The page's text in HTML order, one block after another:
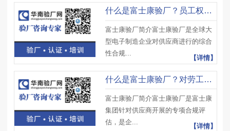
什么是富士康验厂？员工权益审核易踩哪些坑？有何应对策略？
富士康验厂简介富士康验厂是全球大
型电子制造企业对供应商进行的综合
性合规...
【详情】
什么是富士康验厂？对劳工权益关注点？加班管理标准是什么？
富士康验厂简介富士康验厂是富士康
集团针对供应商开展的专项合规评
估，是企...
【详情】